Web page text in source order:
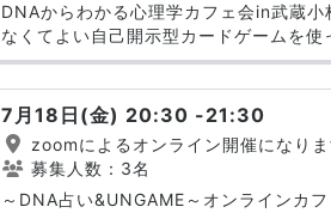
DNAからわかる心理学カフェ会in武蔵小
なくてよい自己開示型カードゲームを使
7月18日(金) 20:30 -21:30
zoomによるオンライン開催になりま
募集人数：3名
～DNA占い&UNGAME～オンラインカ